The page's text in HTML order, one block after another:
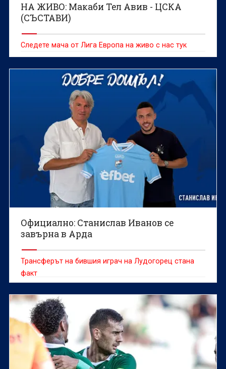
НА ЖИВО: Макаби Тел Авив - ЦСКА
(СЪСТАВИ)
Следете мача от Лига Европа на живо с нас тук
Официално: Станислав Иванов се
завърна в Арда
Трансферът на бившия играч на Лудогорец стана
факт